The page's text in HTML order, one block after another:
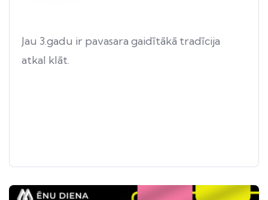
Jau 3.gadu ir pavasara gaidītākā tradīcija
atkal klāt.